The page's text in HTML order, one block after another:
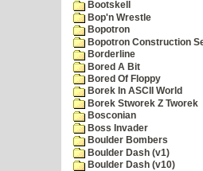
Bootskell
Bop'n Wrestle
Bopotron
Bopotron Construction
Borderline
Bored A Bit
Bored Of Floppy
Borek In ASCII World
Borek Stworek Z Tworek
Bosconian
Boss Invader
Boulder Bombers
Boulder Dash (v1)
Boulder Dash (v10)